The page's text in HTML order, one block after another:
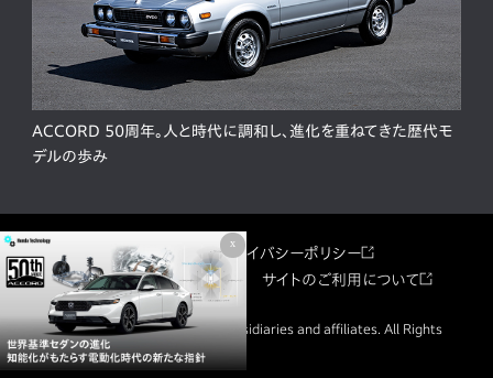
x
ACCORD 50周年。人と時代に調和し、進化を重ねてきた歴代モ
デルの歩み
サイトマップ
プライバシーポリシー
ソーシャルメディア利用規約
サイトのご利用について
© Honda Motor Co., Ltd. and its subsidiaries and affiliates. All Rights
Reserved.